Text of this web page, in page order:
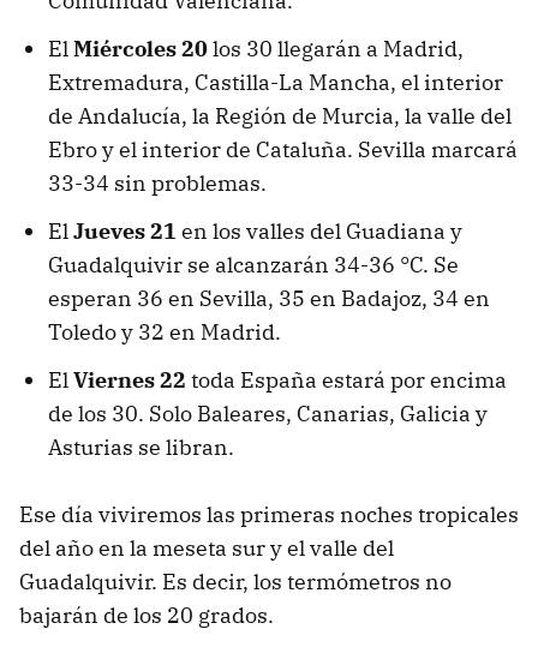
ElMiércoles 20los 30 llegarán a Madrid,
Extremadura, Castilla-La Mancha, el interior
de Andalucía, la Región de Murcia, la valle del
Ebro y el interior de Cataluña. Sevilla marcará
33-34 sin problemas.
ElJueves 21 en los valles del Guadiana y
Guadalquivir se alcanzarán 34-36 °C. Se
esperan 36 en Sevilla, 35 en Badajoz, 34 en
Toledo y 32 en Madrid.
ElViernes 22 toda España estará por encima
de los 30. Solo Baleares, Canarias, Galicia y
Asturias se libran.
Ese día viviremos las primeras noches tropicales
del año en la meseta sur y el valle del
Guadalquivir. Es decir, los termómetros no
bajarán de los 20 grados.